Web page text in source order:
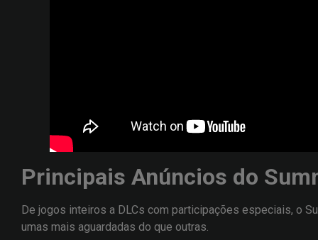
Principais Anúncios do
De jogos inteiros a DLCs com participações especiais, o
umas mais aguardadas do que outras.